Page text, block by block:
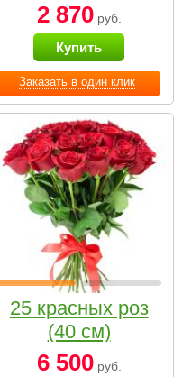
Заказать в один клик
2 870руб.
Купить
25 красных роз
(40 см)
6 500руб.